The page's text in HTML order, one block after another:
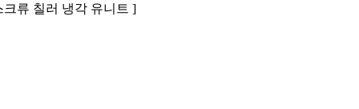
크류 칠러 냉각 유니트 ]